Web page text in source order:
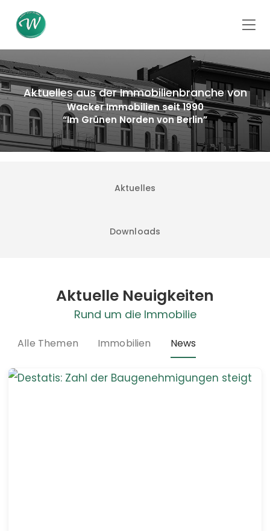
Aktuelles aus der Immobilienbranche von
Wacker Immobilien seit 1990
“Im Grünen Norden von Berlin”
Aktuelles
Downloads
Aktuelle Neuigkeiten
Rund um die Immobilie
Alle Themen Immobilien News